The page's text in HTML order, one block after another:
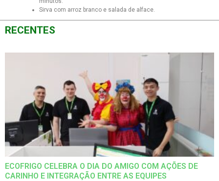
Sirva com arroz branco e salada de alface.
RECENTES
ECOFRIGO CELEBRA O DIA DO AMIGO COM AÇÕES DE
CARINHO E INTEGRAÇÃO ENTRE AS EQUIPES